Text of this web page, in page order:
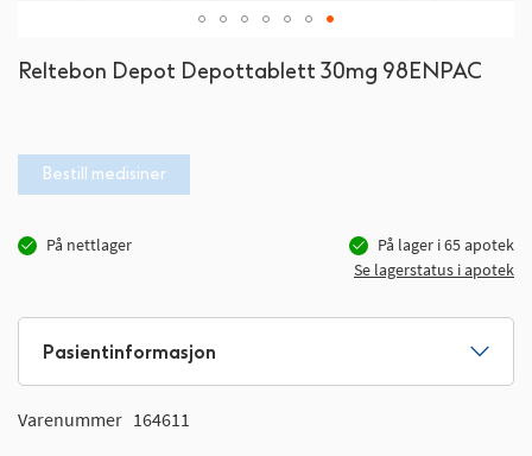
Reltebon Depot Depottablett 30mg 98ENPAC
Bestill medisiner
På nettlager På lager i65apotek
Se lagerstatus i apotek
til
bildegalleri
Pasientinformasjon
Varenummer 164611